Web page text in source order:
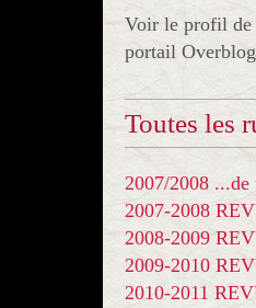
Voir le profil de
portail Overblog
Toutes les
2007/2008
2007-2008
2008-2009
2009-2010
2010-2011